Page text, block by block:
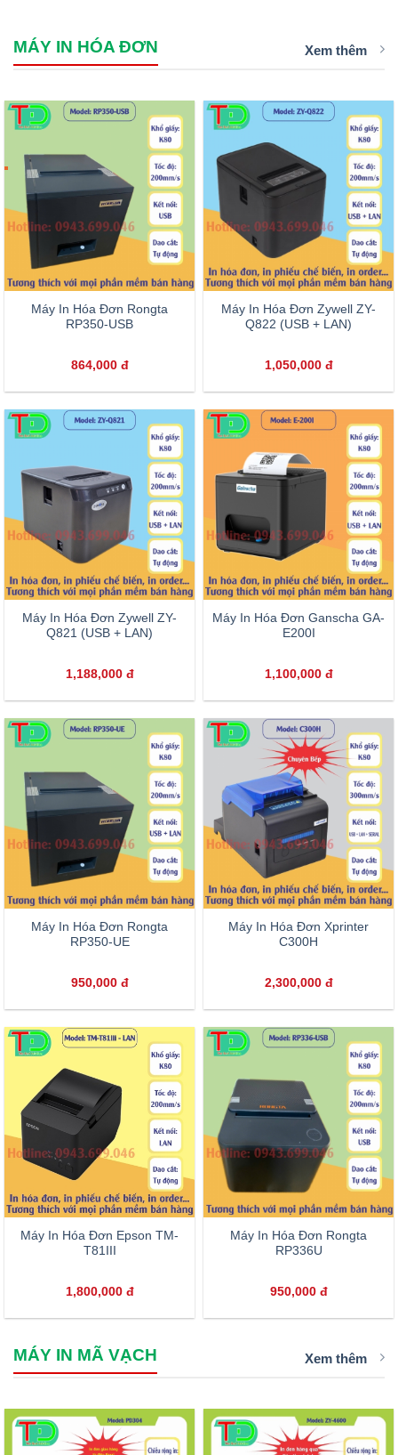
MÁY IN HÓA ĐƠN Xem thêm
Máy In Hóa Đơn Rongta
RP350-USB
864,000 đ
Máy In Hóa Đơn Zywell ZY-
Q822 (USB + LAN)
1,050,000 đ
Máy In Hóa Đơn Zywell ZY-
Q821 (USB + LAN)
1,188,000 đ
Máy In Hóa Đơn Ganscha GA-
E200I
1,100,000 đ
Máy In Hóa Đơn Rongta
RP350-UE
950,000 đ
Máy In Hóa Đơn Xprinter
C300H
2,300,000 đ
Máy In Hóa Đơn Epson TM-
T81III
1,800,000 đ
Máy In Hóa Đơn Rongta
RP336U
950,000 đ
MÁY IN MÃ VẠCH Xem thêm